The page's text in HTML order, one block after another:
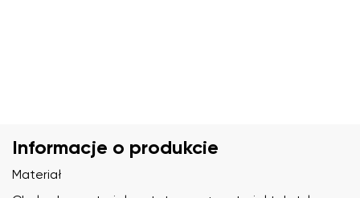
Informacje o produkcie
Materiał